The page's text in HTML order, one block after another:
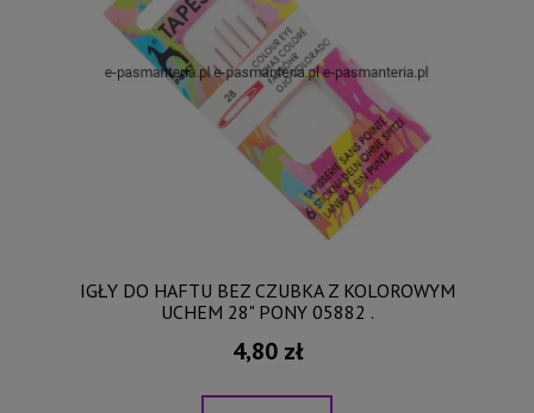
IGŁY DO HAFTU BEZ CZUBKA Z KOLOROWYM
UCHEM 28" PONY 05882 .
4,80 zł